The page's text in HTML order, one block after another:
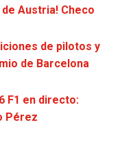
Austria! Checo
de pilotos y
de Barcelona
F1 en directo:
Pérez